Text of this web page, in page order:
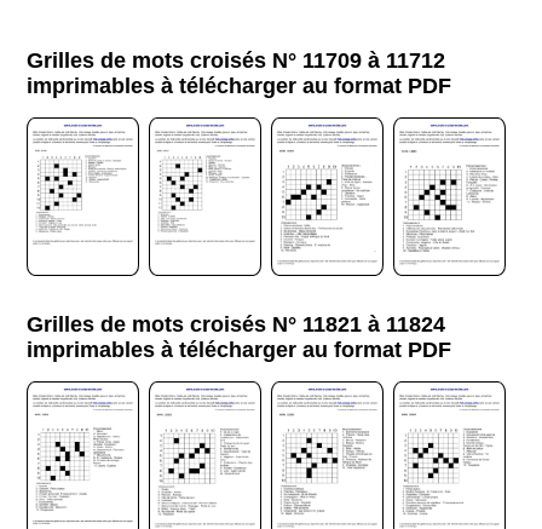
Grilles de mots croisés N° 11709 à 11712
imprimables à télécharger au format PDF
Grilles de mots croisés N° 11821 à 11824
imprimables à télécharger au format PDF